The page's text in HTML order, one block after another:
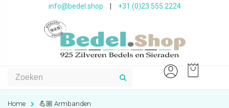
info@bedel.shop +31 (0)23 555 2224
Home 💪🏼 Armbanden